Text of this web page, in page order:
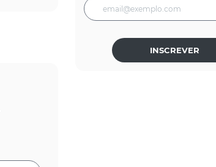
INSCREVER